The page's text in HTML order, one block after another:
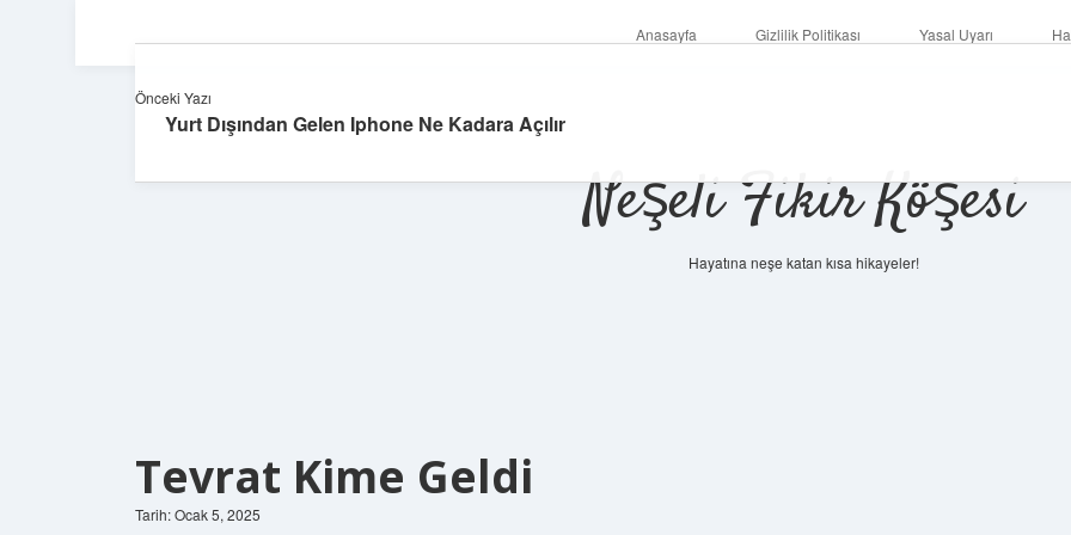
Anasayfa Gizlilik Politikası Yasal Uyarı
Neşeli Fikir Köşesi
Hayatına neşe katan kısa hikayeler!
Tevrat Kime Geldi
Tarih: Ocak 5, 2025
Önceki Yazı
Yurt Dışından Gelen Iphone Ne Kadara Açılır